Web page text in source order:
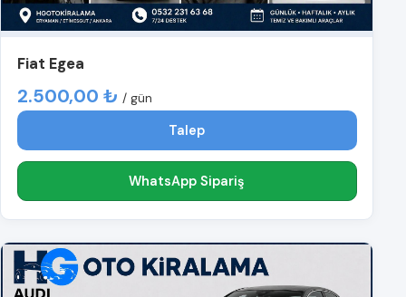
Fiat Egea
2.500,00 ₺ / gün
Talep
WhatsApp Sipariş